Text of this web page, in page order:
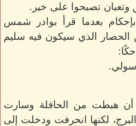
وتعبان تصبحوا على خير.
بإحكام بعدما قرأ بوادر شمس
الحصار الذي سيكون فيه سليم
سولي.
هبطت من الحافلة وسارت
لكنها انحرفت ودخلت إلى